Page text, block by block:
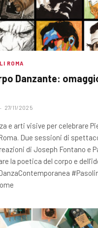
ROMA
Danzante:
27/11/2025
e arti visive per celebrare
Due sessioni di
di Joseph Fontano e
la poetica del corpo e